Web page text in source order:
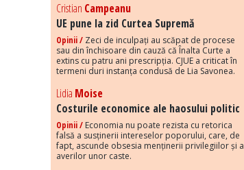
Cristian Campeanu
UE pune la zid Curtea Supremă
Opinii / Zeci de inculpați au scăpat de procese
sau din închisoare din cauză că Înalta Curte a
extins cu patru ani prescripția. CJUE a criticat în
termeni duri instanța condusă de Lia Savonea.
Lidia Moise
Costurile economice ale haosului politic
Opinii / Economia nu poate rezista cu retorica
falsă a susținerii intereselor poporului, care, de
fapt, ascunde obsesia menținerii privilegiilor și a
averilor unor caste.